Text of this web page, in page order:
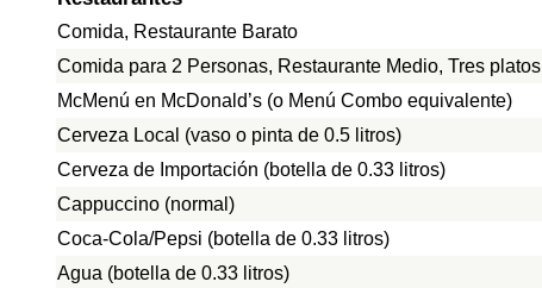
Comida, Restaurante Barato
Comida para 2 Personas, Restaurante Medio, Tres platos
McMenú en McDonald’s (o Menú Combo equivalente)
Cerveza Local (vaso o pinta de 0.5 litros)
Cerveza de Importación (botella de 0.33 litros)
Cappuccino (normal)
Coca-Cola/Pepsi (botella de 0.33 litros)
Agua (botella de 0.33 litros)